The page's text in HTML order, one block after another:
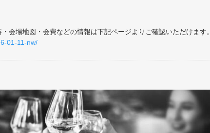
会場地図・会費などの情報は下記ページよりご確認いただけます。
01-11-nw/